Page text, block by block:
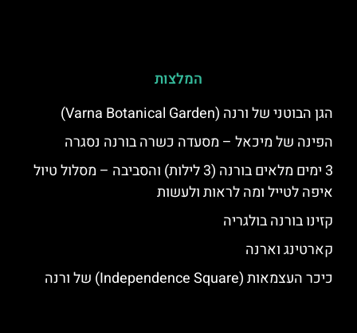
המלצות
הגן הבוטני של ורנה (Varna Botanical Garden)
הפינה של מיכאל – מסעדה כשרה בורנה נסגרה
3 ימים מלאים בורנה (3 לילות) והסביבה – מסלול טיול
איפה לטייל ומה לראות ולעשות
קזינו בורנה בולגריה
קארטינג וארנה
כיכר העצמאות (Independence Square) של ורנה